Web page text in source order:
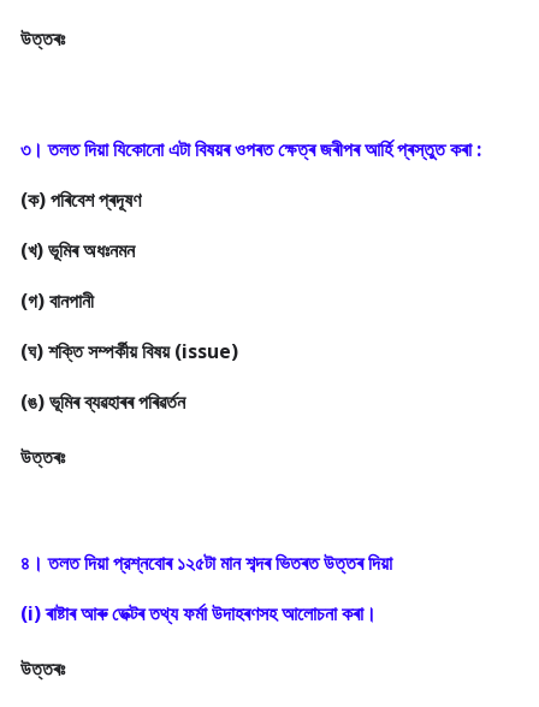
উত্তৰঃ
(ক) পৰিবেশ প্ৰদূষণ
(খ) ভূমিৰ অধঃনমন
(গ) বানপানী
(ঘ) শক্তি সম্পৰ্কীয় বিষয় (issue)
(ঙ) ভূমিৰ ব্যৱহাৰৰ পৰিৱৰ্তন
উত্তৰঃ
(i) ৰাষ্টাৰ আৰু ভেক্টৰ তথ্য ফৰ্মা উদাহৰণসহ আলোচনা কৰা।
উত্তৰঃ